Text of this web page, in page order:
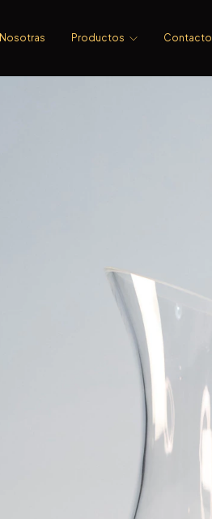
Nosotras Productos Contacto